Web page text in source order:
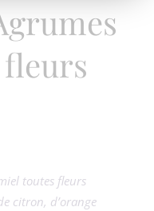
toutes fleurs
citron, d’orange